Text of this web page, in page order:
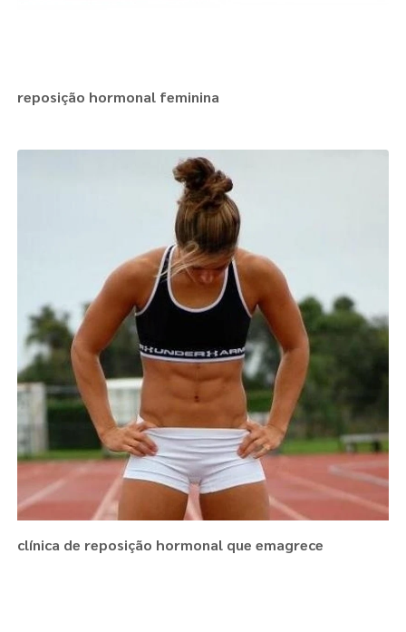
reposição hormonal feminina
clínica de reposição hormonal que emagrece